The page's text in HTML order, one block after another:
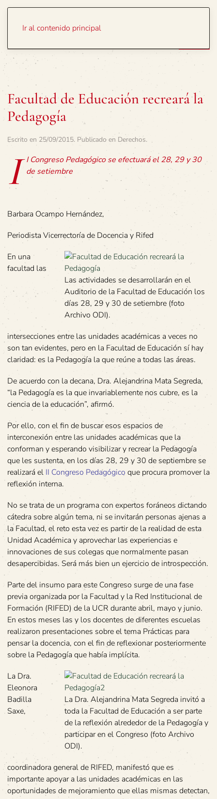
Ir al contenido principal
Facultad de Educación recreará la
Pedagogía
Escrito en 25/09/2015. Publicado en Derechos.
I I Congreso Pedagógico se efectuará el 28, 29 y 30
de setiembre
Barbara Ocampo Hernández,
Periodista Vicerrectoría de Docencia y Rifed
Las actividades se desarrollarán en el
Auditorio de la Facultad de Educación los
días 28, 29 y 30 de setiembre (foto
Archivo ODI).
En una
facultad las
intersecciones entre las unidades académicas a veces no
son tan evidentes, pero en la Facultad de Educación sí hay
claridad: es la Pedagogía la que reúne a todas las áreas.
De acuerdo con la decana, Dra. Alejandrina Mata Segreda,
“la Pedagogía es la que invariablemente nos cubre, es la
ciencia de la educación”, afirmó.
Por ello, con el fin de buscar esos espacios de
interconexión entre las unidades académicas que la
conforman y esperando visibilizar y recrear la Pedagogía
que les sustenta, en los días 28, 29 y 30 de septiembre se
realizará el II Congreso Pedagógico que procura promover la
reflexión interna.
No se trata de un programa con expertos foráneos dictando
cátedra sobre algún tema, ni se invitarán personas ajenas a
la Facultad, el reto esta vez es partir de la realidad de esta
Unidad Académica y aprovechar las experiencias e
innovaciones de sus colegas que normalmente pasan
desapercibidas. Será más bien un ejercicio de introspección.
Parte del insumo para este Congreso surge de una fase
previa organizada por la Facultad y la Red Institucional de
Formación (RIFED) de la UCR durante abril, mayo y junio.
En estos meses las y los docentes de diferentes escuelas
realizaron presentaciones sobre el tema Prácticas para
pensar la docencia, con el fin de reflexionar posteriormente
sobre la Pedagogía que había implícita.
La Dra. Alejandrina Mata Segreda invitó a
toda la Facultad de Educación a ser parte
de la reflexión alrededor de la Pedagogía y
participar en el Congreso (foto Archivo
ODI).
La Dra.
Eleonora
Badilla
Saxe,
coordinadora general de RIFED, manifestó que es
importante apoyar a las unidades académicas en las
oportunidades de mejoramiento que ellas mismas detectan,